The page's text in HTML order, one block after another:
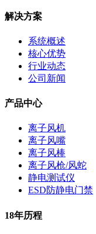
解决方案
系统概述
核心优势
行业动态
公司新闻
产品中心
离子风机
离子风嘴
离子风棒
离子风枪/风蛇
静电测试仪
ESD防静电门禁
18年历程